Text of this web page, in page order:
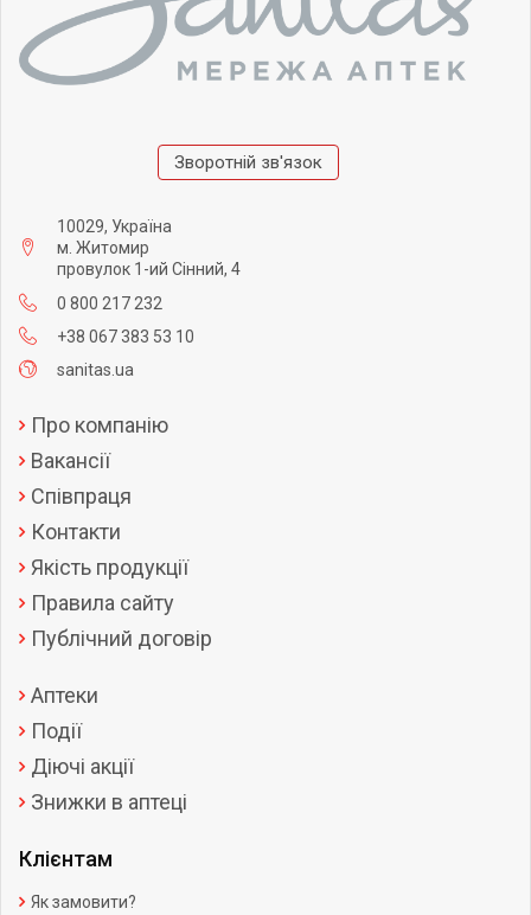
Зворотній зв'язок
10029, Україна
м. Житомир
провулок 1-ий Сінний, 4
0 800 217 232
+38 067 383 53 10
sanitas.ua
Про компанію
Вакансії
Співпраця
Контакти
Якість продукції
Правила сайту
Публічний договір
Аптеки
Події
Діючі акції
Знижки в аптеці
Клієнтам
Як замовити?